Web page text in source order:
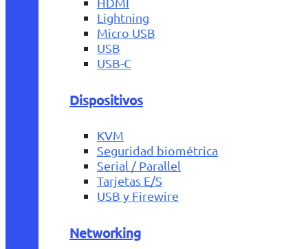
Lightning
Micro USB
USB
USB-C
Dispositivos
KVM
Seguridad biométrica
Serial / Parallel
Tarjetas E/S
USB y Firewire
Networking